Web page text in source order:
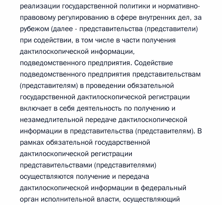
реализации государственной политики и нормативно-
правовому регулированию в сфере внутренних дел, за
рубежом (далее - представительства (представители)
при содействии, в том числе в части получения
дактилоскопической информации,
подведомственного предприятия. Содействие
подведомственного предприятия представительствам
(представителям) в проведении обязательной
государственной дактилоскопической регистрации
включает в себя деятельность по получению и
незамедлительной передаче дактилоскопической
информации в представительства (представителям). В
рамках обязательной государственной
дактилоскопической регистрации
представительствами (представителями)
осуществляются получение и передача
дактилоскопической информации в федеральный
орган исполнительной власти, осуществляющий